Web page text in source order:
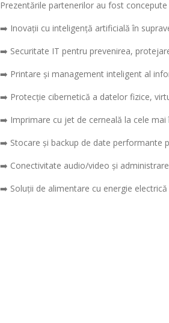
Prezentările partenerilor au fost
➡️ Inovații cu inteligență artificială în
➡️ Securitate IT pentru prevenirea,
➡️ Printare și management inteligent al
➡️ Protecție cibernetică a datelor fizice,
➡️ Imprimare cu jet de cerneală la cele mai
➡️ Stocare și backup de date performante
➡️ Conectivitate audio/video și
➡️ Soluții de alimentare cu energie